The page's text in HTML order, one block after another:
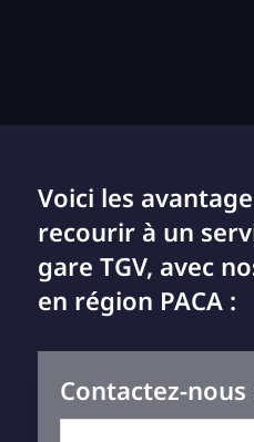
Voici les
recourir à un
gare TGV, avec
en région PACA :
Contactez-nous